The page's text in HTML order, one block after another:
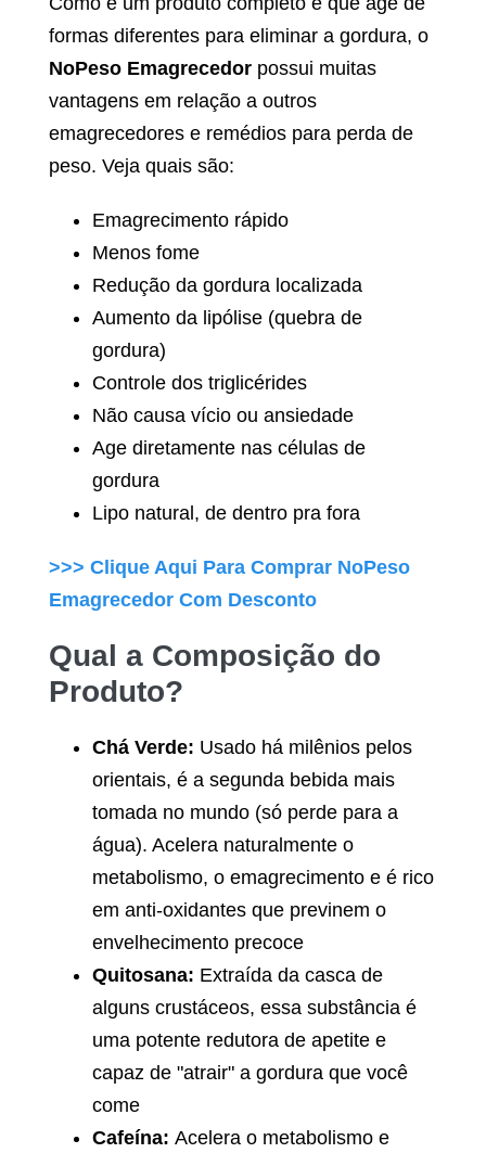
formas diferentes para eliminar a gordura, o
NoPeso Emagrecedor possui muitas
vantagens em relação a outros
emagrecedores e remédios para perda de
peso. Veja quais são:
Emagrecimento rápido
Menos fome
Redução da gordura localizada
Aumento da lipólise (quebra de
gordura)
Controle dos triglicérides
Não causa vício ou ansiedade
Age diretamente nas células de
gordura
Lipo natural, de dentro pra fora
>>> Clique Aqui Para Comprar NoPeso
Emagrecedor Com Desconto
Qual a Composição do
Produto?
Chá Verde: Usado há milênios pelos
orientais, é a segunda bebida mais
tomada no mundo (só perde para a
água). Acelera naturalmente o
metabolismo, o emagrecimento e é rico
em anti-oxidantes que previnem o
envelhecimento precoce
Quitosana: Extraída da casca de
alguns crustáceos, essa substância é
uma potente redutora de apetite e
capaz de "atrair" a gordura que você
come
Cafeína: Acelera o metabolismo e